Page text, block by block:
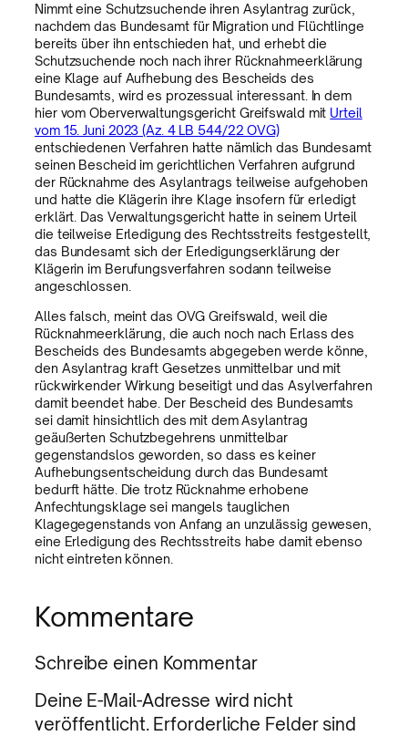
Nimmt eine Schutzsuchende ihren Asylantrag zurück,
nachdem das Bundesamt für Migration und Flüchtlinge
bereits über ihn entschieden hat, und erhebt die
Schutzsuchende noch nach ihrer Rücknahmeerklärung
eine Klage auf Aufhebung des Bescheids des
Bundesamts, wird es prozessual interessant. In dem
hier vom Oberverwaltungsgericht Greifswald mit Urteil
vom 15. Juni 2023 (Az. 4 LB 544/22 OVG)
entschiedenen Verfahren hatte nämlich das Bundesamt
seinen Bescheid im gerichtlichen Verfahren aufgrund
der Rücknahme des Asylantrags teilweise aufgehoben
und hatte die Klägerin ihre Klage insofern für erledigt
erklärt. Das Verwaltungsgericht hatte in seinem Urteil
die teilweise Erledigung des Rechtsstreits festgestellt,
das Bundesamt sich der Erledigungserklärung der
Klägerin im Berufungsverfahren sodann teilweise
angeschlossen.
Alles falsch, meint das OVG Greifswald, weil die
Rücknahmeerklärung, die auch noch nach Erlass des
Bescheids des Bundesamts abgegeben werde könne,
den Asylantrag kraft Gesetzes unmittelbar und mit
rückwirkender Wirkung beseitigt und das Asylverfahren
damit beendet habe. Der Bescheid des Bundesamts
sei damit hinsichtlich des mit dem Asylantrag
geäußerten Schutzbegehrens unmittelbar
gegenstandslos geworden, so dass es keiner
Aufhebungsentscheidung durch das Bundesamt
bedurft hätte. Die trotz Rücknahme erhobene
Anfechtungsklage sei mangels tauglichen
Klagegegenstands von Anfang an unzulässig gewesen,
eine Erledigung des Rechtsstreits habe damit ebenso
nicht eintreten können.
Kommentare
Schreibe einen Kommentar
Deine E-Mail-Adresse wird nicht
veröffentlicht. Erforderliche Felder sind